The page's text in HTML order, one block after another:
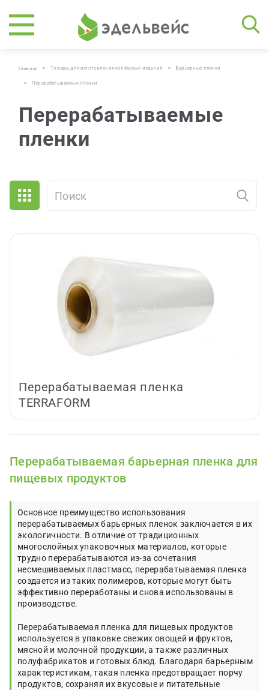
Главная > Товары для изготовления колбасных изделий > Барьерные пленки
> Перерабатываемые пленки
Перерабатываемые
пленки
Перерабатываемая пленка
TERRAFORM
Перерабатываемая барьерная пленка для
пищевых продуктов
Основное преимущество использования
перерабатываемых барьерных пленок заключается в их
экологичности. В отличие от традиционных
многослойных упаковочных материалов, которые
трудно перерабатываются из-за сочетания
несмешиваемых пластмасс, перерабатываемая пленка
создается из таких полимеров, которые могут быть
эффективно переработаны и снова использованы в
производстве.
Перерабатываемая пленка для пищевых продуктов
используется в упаковке свежих овощей и фруктов,
мясной и молочной продукции, а также различных
полуфабрикатов и готовых блюд. Благодаря барьерным
характеристикам, такая пленка предотвращает порчу
продуктов, сохраняя их вкусовые и питательные